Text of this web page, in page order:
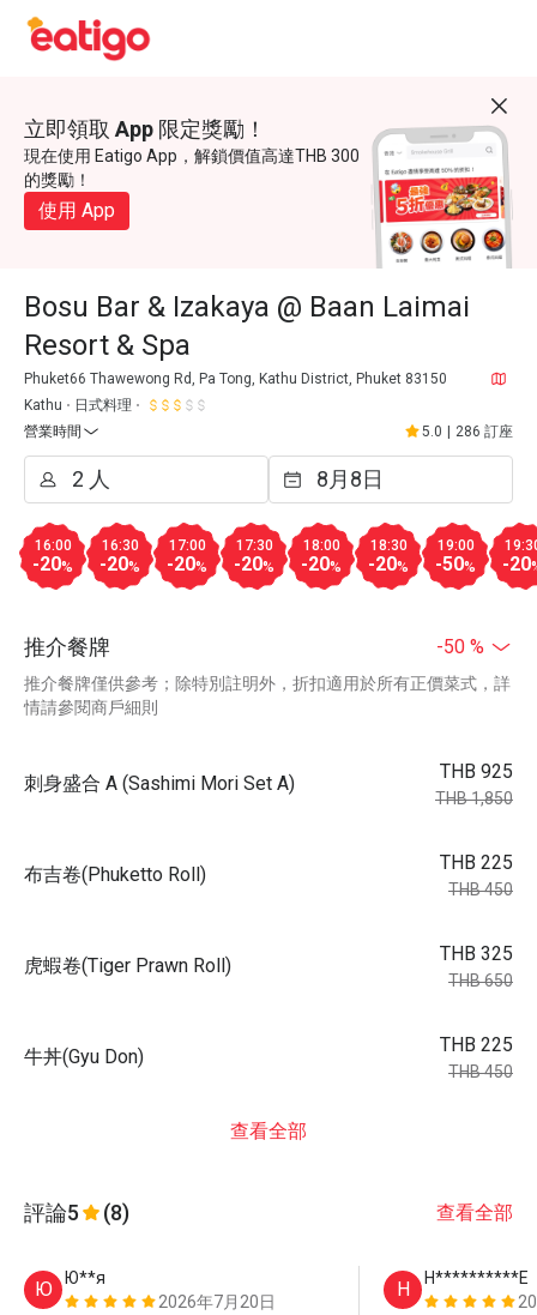
立即領取 App 限定獎勵！
現在使用 Eatigo App，解鎖價值高達THB 300
的獎勵！
使用 App
Bosu Bar & Izakaya @ Baan Laimai
Resort & Spa
Phuket66 Thawewong Rd, Pa Tong, Kathu District, Phuket 83150
Kathu
日式料理
營業時間
5.0 286 訂座
16:00
-20%
16:30
-20%
17:00
-20%
17:30
-20%
18:00
-20%
18:30
-20%
19:00
-50% -20
推介餐牌 -50 %
推介餐牌僅供參考；除特別註明外，折扣適用於所有正價菜式，詳
情請參閱商戶細則
刺身盛合 A (Sashimi Mori Set A)
THB 925
THB 1,850
布吉卷(Phuketto Roll)
THB 225
THB 450
虎蝦卷(Tiger Prawn Roll)
THB 325
THB 650
牛丼(Gyu Don)
THB 225
THB 450
查看全部
評論5 (8) 查看全部
Ю
Ю**я
2026年7月20日
H
H**********E